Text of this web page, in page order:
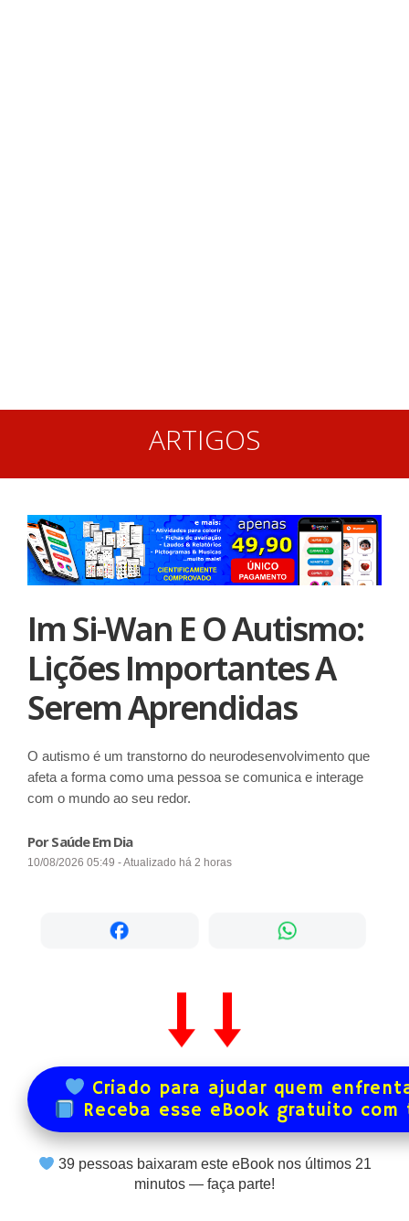
ARTIGOS
Im Si-Wan E O Autismo:
Lições Importantes A
Serem Aprendidas
O autismo é um transtorno do neurodesenvolvimento que
afeta a forma como uma pessoa se comunica e interage
com o mundo ao seu redor.
Por Saúde Em Dia
10/08/2026 05:49 - Atualizado há 2 horas
Criado para ajudar quem
Receba esse eBook gratuito
39pessoas baixaram este eBook nos últimos 21
minutos — faça parte!